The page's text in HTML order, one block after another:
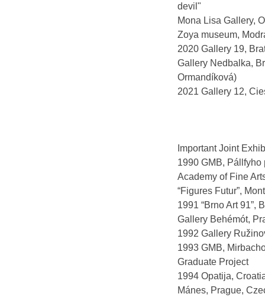
devil"
Mona Lisa Gallery,
Zoya museum,
2020 Gallery 19,
Gallery Nedbalka,
Ormandíková)
2021 Gallery 12,
Important Joint
1990 GMB, Pállfyho
Academy of Fine
“Figures Futur”,
1991 “Brno Art 91”,
Gallery Behémót,
1992 Gallery
1993 GMB,
Graduate Project
1994 Opatija,
Mánes, Prague,